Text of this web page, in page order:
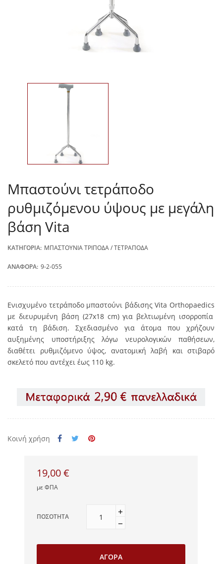
Μπαστούνι τετράποδο
ρυθμιζόμενου ύψους με μεγάλη
βάση Vita
ΚΑΤΗΓΟΡΊΑ: ΜΠΑΣΤΟΎΝΙΑ ΤΡΊΠΟΔΑ / ΤΕΤΡΆΠΟΔΑ
ΑΝΑΦΟΡΆ: 9-2-055
Ενισχυμένο τετράποδο μπαστούνι βάδισης Vita Orthopaedics
με διευρυμένη βάση (27x18 cm) για βελτιωμένη ισορροπία
κατά τη βάδιση. Σχεδιασμένο για άτομα που χρήζουν
αυξημένης υποστήριξης λόγω νευρολογικών παθήσεων,
διαθέτει ρυθμιζόμενο ύψος, ανατομική λαβή και στιβαρό
σκελετό που αντέχει έως 110 kg.
Κοινή χρήση
19,00 €
με ΦΠΑ
ΠΟΣΌΤΗΤΑ
ΑΓΟΡΆ